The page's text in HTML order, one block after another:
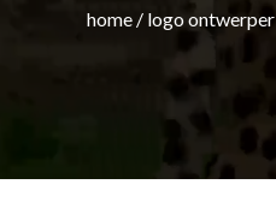
home / logo ontwerper